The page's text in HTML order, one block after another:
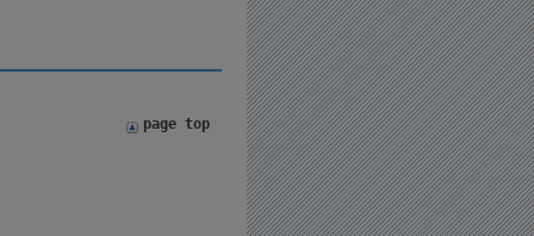
page top